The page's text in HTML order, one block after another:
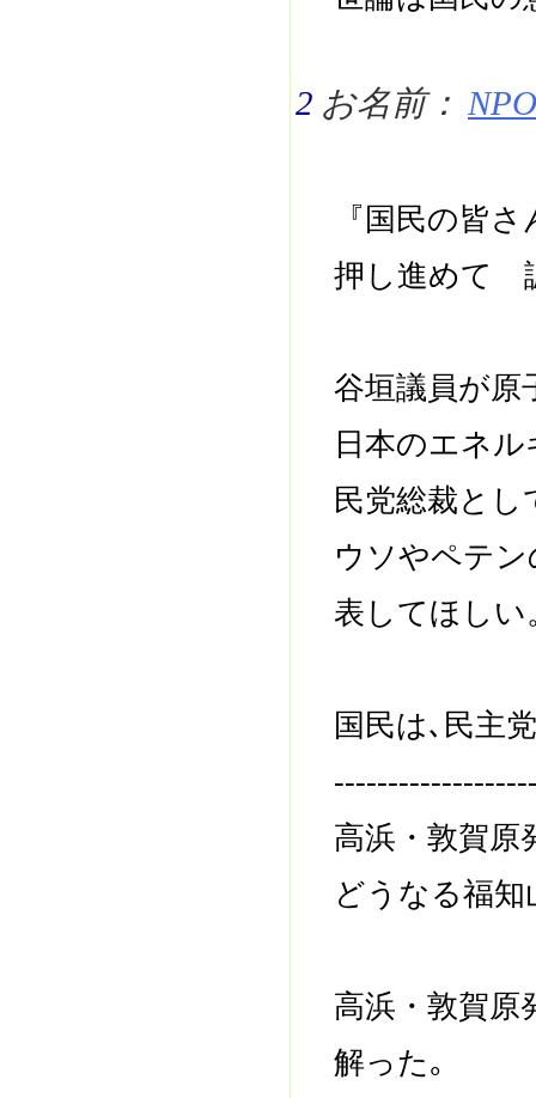
2 お名前：
『国民の皆
押し進めて
谷垣議員が
日本のエネ
民党総裁と
ウソやペテ
表してほしい
国民は､民主
高浜・敦賀
どうなる福知
高浜・敦賀原
解った｡